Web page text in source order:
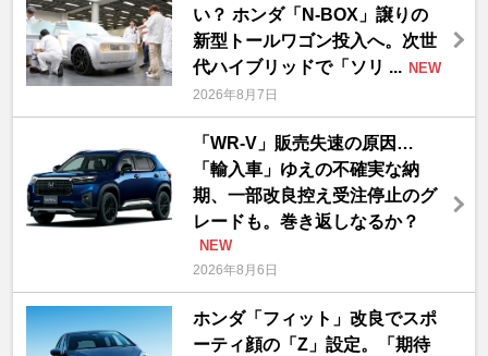
い？ ホンダ「N-BOX」譲りの
新型トールワゴン投入へ。次世
代ハイブリッドで「ソリ ... NEW
2026年8月7日
「WR-V」販売失速の原因…
「輸入車」ゆえの不確実な納
期、一部改良控え受注停止のグ
レードも。巻き返しなるか？
NEW
2026年8月6日
ホンダ「フィット」改良でスポ
ーティ顔の「Z」設定。「期待